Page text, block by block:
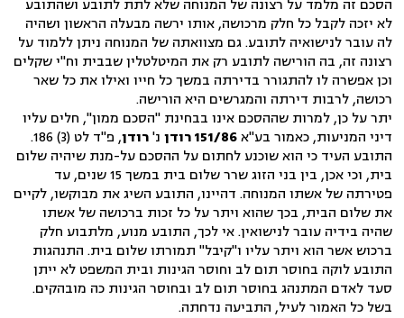
הסכם זה מלמד על רצונה של המנוחה שלא לתת לתובע ושהתובע
לא יזכה לקבל כל חלק מרכושה, אותו ירשה מבעלה הראשון ושהיה
לה עובר לנישואיה לתובע. גם מצוואתה של המנוחה ניתן ללמוד על
רצונה זה, בה הורישה לתובע רק את המיטלטלין שבבית וח"י שקלים
וכן אפשרה לו להתגורר בדירתה במשך כל חייו ואילו את כל שאר
רכושה, לרבות דירתה והמגרשים היא הורישה.
יתר על כן, למרות שההסכם אינו בבחינת "הסכם ממון", חלים עליו
דיני המניעות, כאמור בע"א151/86 רודן נ'רודן, פ"ד לט (3) 186.
התובע העיד כי הוא שוכנע לחתום על ההסכם על-מנת שיהיה שלום
בית, וכי אכן, בין בני הזוג שרר שלום בית במשך 15 שנים, עד
פטירתה של אשתו המנוחה. דהיינו, התובע השיג את מבוקשו, לקיים
את שלום הבית, בכך שהוא ויתר על כל זכות ברכושה של אשתו
שהיה בידיה עובר לנישואין. אי לכך, התובע מנוע, מלתבוע חלק
ברכוש אשר הוא ויתר עליו ו"קיבל" תמורתו שלום בית. התנהגות
התובע לוקה בחוסר תום לב וחוסר הגינות ובית המשפט לא ייתן
סעד לאדם המתנהג בחוסר תום לב ובחוסר הגינות כה מובהקים.
בשל כל האמור לעיל, התביעה נדחתה.